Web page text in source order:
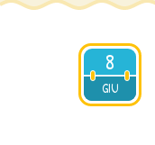
8
GIU
2012